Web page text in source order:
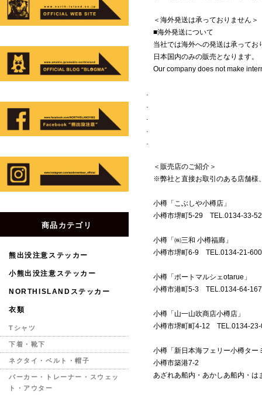
＜海外発送は承っておりません＞
■海外発送について
当社では海外への発送は承ってお
日本国内のみの販売となります。
Our company does not make
.
.
.
.
.
＜販売店のご紹介＞
※弊社と直接お取引のある店舗様
小樽「こぶしや小樽店」
小樽市堺町5-29 TEL.0134-33-
小樽「㈱三和 小樽福廊」
小樽市堺町6-9 TEL.0134-21-
小樽「ポートマルシェotarue」
小樽市港町5-3 TEL.0134-64-
小樽「山一山吹商店小樽店」
小樽市堺町町4-12 TEL.0134-23-
小樽「新日本海フェリー小樽ター
小樽市築港7-2
あざれあ船内・あかしあ船内・は
商品カテゴリ
熊出没注意ステッカー
小熊出没注意ステッカー
NORTHISLANDステッカー
衣類
Tシャツ
下着・靴下
ネクタイ・ベルト・帽子
パーカー・トレーナー・スウェッ
ト・アウター